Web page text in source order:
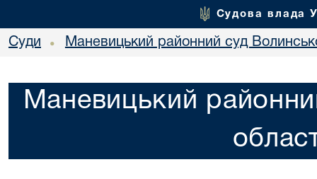
Судова влада
Суди • Маневицький районний суд
Маневицький